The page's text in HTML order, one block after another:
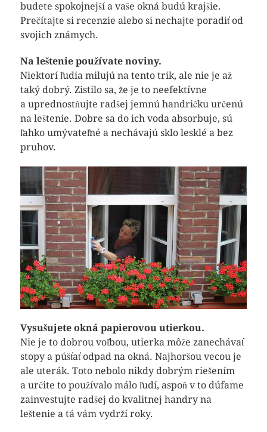
budete spokojnejší a vaše okná budú krajšie.
Prečítajte si recenzie alebo si nechajte poradiť od
svojich známych.
Na leštenie používate noviny.
Niektorí ľudia milujú na tento trik, ale nie je až
taký dobrý. Zistilo sa, že je to neefektívne
a uprednostňujte radšej jemnú handričku určenú
na leštenie. Dobre sa do ich voda absorbuje, sú
ľahko umývateľné a nechávajú sklo lesklé a bez
pruhov.
Vysušujete okná papierovou utierkou.
Nie je to dobrou voľbou, utierka môže zanechávať
stopy a púšťať odpad na okná. Najhoršou vecou je
ale uterák. Toto nebolo nikdy dobrým riešením
a určite to používalo málo ľudí, aspoň v to dúfame
zainvestujte radšej do kvalitnej handry na
leštenie a tá vám vydrží roky.